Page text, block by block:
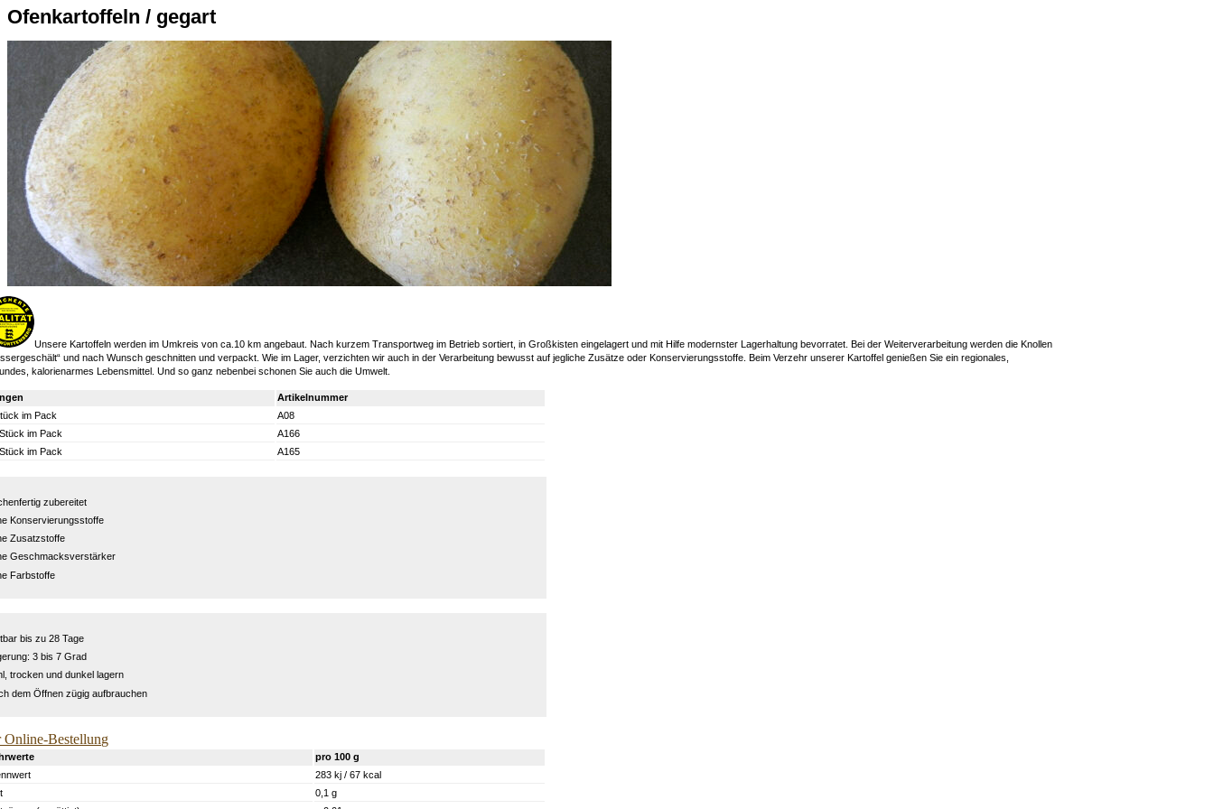
Ofenkartoffeln / gegart
Unsere Kartoffeln werden im Umkreis von ca.10 km angebaut. Nach kurzem Transportweg im Betrieb sortiert, in Großkisten eingelagert und mit Hilfe modernster Lagerhaltung bevorratet. Bei der Weiterverarbeitung werden die Knollen
und nach Wunsch geschnitten und verpackt. Wie im Lager, verzichten wir auch in der Verarbeitung bewusst auf jegliche Zusätze oder Konservierungsstoffe. Beim Verzehr unserer Kartoffel genießen Sie ein regionales,
kalorienarmes Lebensmittel. Und so ganz nebenbei schonen Sie auch die Umwelt.
Artikelnummer
im Pack
A08
im Pack
A166
im Pack
A165
zubereitet
Konservierungsstoffe
Zusatzstoffe
Geschmacksverstärker
Farbstoffe
bis zu 28 Tage
3 bis 7 Grad
trocken und dunkel lagern
dem Öffnen zügig aufbrauchen
Online-Bestellung
pro 100 g
283 kj / 67 kcal
0,1 g